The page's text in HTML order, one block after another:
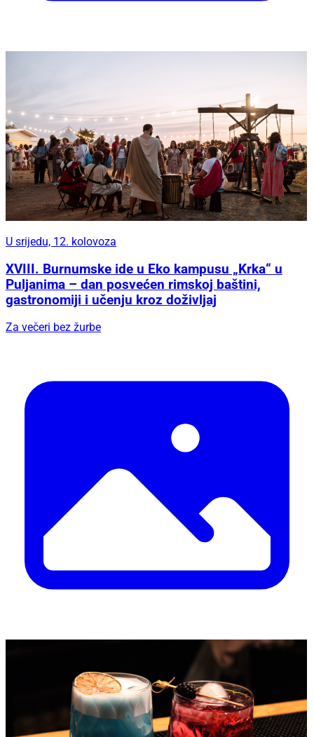
U srijedu, 12. kolovoza
XVIII. Burnumske ide u Eko kampusu „Krka“ u
Puljanima – dan posvećen rimskoj baštini,
gastronomiji i učenju kroz doživljaj
Za večeri bez žurbe